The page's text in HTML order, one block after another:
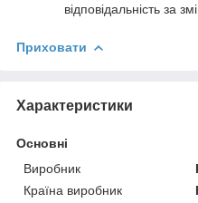
відповідальність за
Приховати
Характеристики
Основні
Виробник
Країна виробник